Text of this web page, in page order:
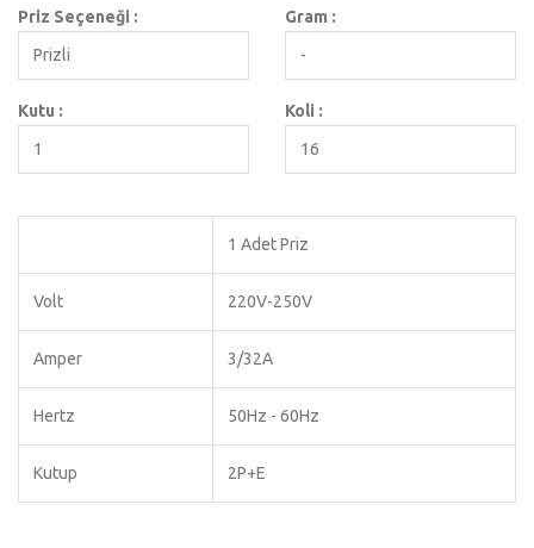
Priz Seçeneği :
Prizli
Gram :
-
Kutu :
1
Koli :
16
1 Adet Priz
Volt 220V-250V
Amper 3/32A
Hertz 50Hz - 60Hz
Kutup 2P+E